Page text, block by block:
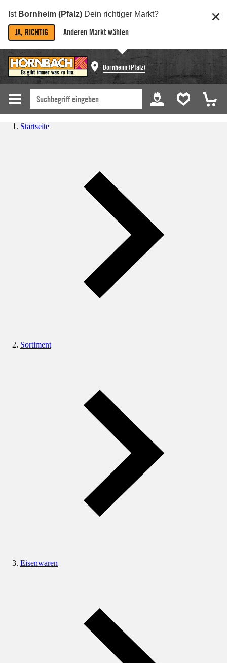
Ist Bornheim (Pfalz) Dein richtiger Markt?
JA, RICHTIG Anderen Markt wählen
Bornheim (Pfalz)
Startseite
Sortiment
Eisenwaren